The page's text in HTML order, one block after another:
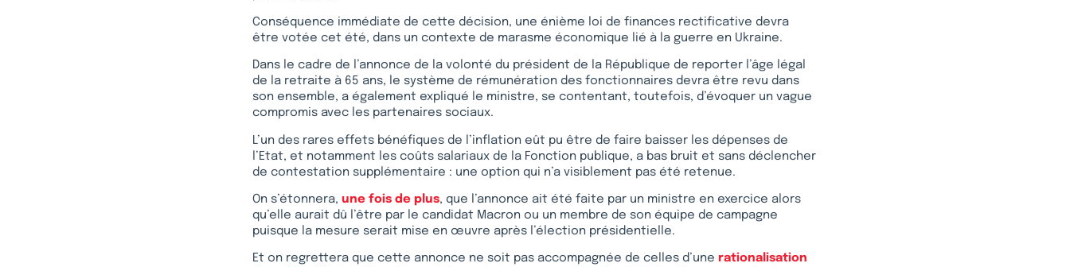
Conséquence immédiate de cette décision, une énième loi de finances rectificative devra
être votée cet été, dans un contexte de marasme économique lié à la guerre en Ukraine.
Dans le cadre de l’annonce de la volonté du président de la République de reporter l’âge légal
de la retraite à 65 ans, le système de rémunération des fonctionnaires devra être revu dans
son ensemble, a également expliqué le ministre, se contentant, toutefois, d’évoquer un vague
compromis avec les partenaires sociaux.
L’un des rares effets bénéfiques de l’inflation eût pu être de faire baisser les dépenses de
l’Etat, et notamment les coûts salariaux de la Fonction publique, a bas bruit et sans déclencher
de contestation supplémentaire : une option qui n’a visiblement pas été retenue.
On s’étonnera, une fois de plus, que l’annonce ait été faite par un ministre en exercice alors
qu’elle aurait dû l’être par le candidat Macron ou un membre de son équipe de campagne
puisque la mesure serait mise en œuvre après l’élection présidentielle.
Et on regrettera que cette annonce ne soit pas accompagnée de celles d’une rationalisation